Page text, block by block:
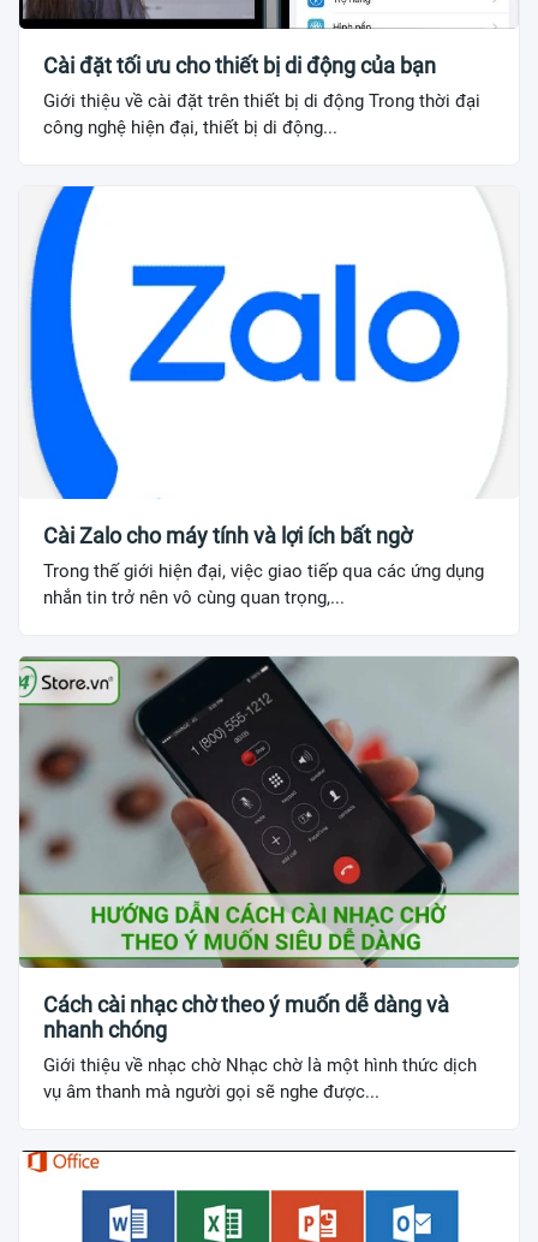
Cài đặt tối ưu cho thiết bị di động của bạn
Giới thiệu về cài đặt trên thiết bị di động Trong thời đại
công nghệ hiện đại, thiết bị di động...
Cài Zalo cho máy tính và lợi ích bất ngờ
Trong thế giới hiện đại, việc giao tiếp qua các ứng dụng
nhắn tin trở nên vô cùng quan trọng,...
Cách cài nhạc chờ theo ý muốn dễ dàng và
nhanh chóng
Giới thiệu về nhạc chờ Nhạc chờ là một hình thức dịch
vụ âm thanh mà người gọi sẽ nghe được...